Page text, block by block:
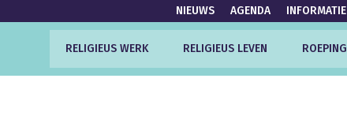
NIEUWS AGENDA INFORMATIE
RELIGIEUS WERK RELIGIEUS LEVEN ROEPING